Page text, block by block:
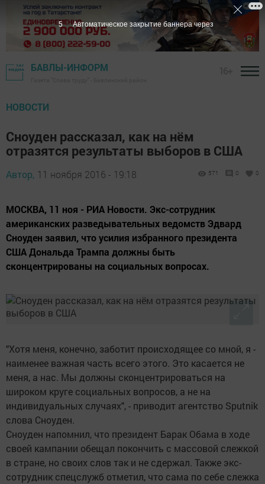
БАВЛЫ-ИНФОРМ
НОВОСТИ
Сноуден рассказал, как на нём
отразятся результаты выборов в США
Автор, 11 ноября 2016 - 19:18 571 0 0
МОСКВА, 11 ноя - РИА Новости. Экс-сотрудник
американских разведывательных ведомств Эдвард
Сноуден заявил, что усилия избранного президента
США Дональда Трампа должны быть
сконцентрированы на социальных вопросах.
"Хотя меня, конечно, заботит происходящее со мной, я -
наименее важная часть всего этого. Это касается не
меня, а нас. Мы должны сконцентрироваться на
широком круге социальных вопросов, а не на
индивидуальных случаях", - приводит агентство Sputnik
слова Сноуден.
Сноуден напомнил, что президент Барак Обама в ходе
своей кампании обещал покончить с массовой слежкой
в стране, но своих слов так и не сдержал. Также экс-
сотрудник спецслужб отметил, что сама по себе слежка
5 Автоматическое закрытие баннера через